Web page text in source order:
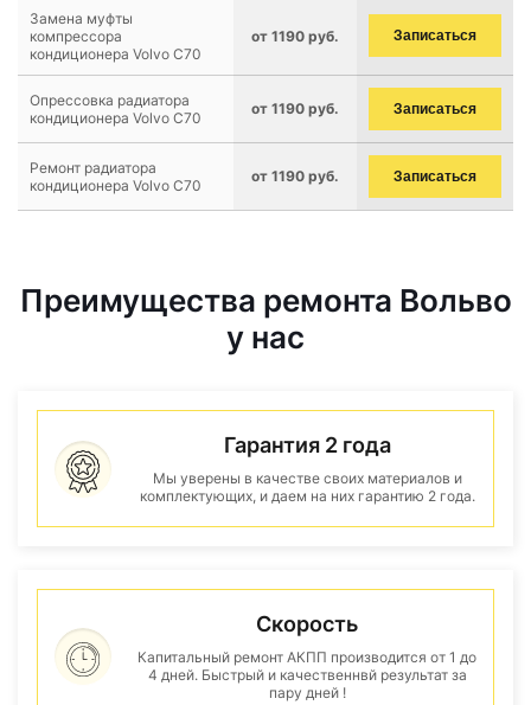
Замена муфты
компрессора
кондиционера Volvo C70
от 1190 руб. Записаться
Опрессовка радиатора
кондиционера Volvo C70
от 1190 руб. Записаться
Ремонт радиатора
кондиционера Volvo C70
от 1190 руб. Записаться
Преимущества ремонта Вольво
у нас
Гарантия 2 года
Мы уверены в качестве своих материалов и
комплектующих, и даем на них гарантию 2 года.
Скорость
Капитальный ремонт АКПП производится от 1 до
4 дней. Быстрый и качественнвй результат за
пару дней !